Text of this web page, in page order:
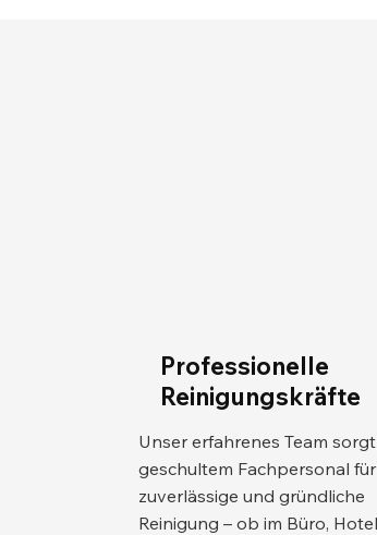
Professionelle
Reinigungskräfte
Unser erfahrenes Team
geschultem Fachpersonal für
zuverlässige und gründliche
Reinigung – ob im Büro,